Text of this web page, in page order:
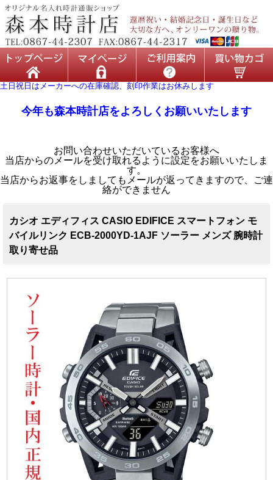
土日祝日はメーカーへの在庫確認、刻印作業はお休みします
今年も森本時計店をよろしくお願いいたします
お問い合わせいただいているお客様へ
当店からのメールを受け取れるように設定をお願いいたしま
す。
当店からお返事をしましてもメールが返ってきますので、ご連
絡ができません
カシオ エディフィス CASIO EDIFICE スマートフォン モ
バイルリンク ECB-2000YD-1AJF ソーラー メンズ 腕時計
取り寄せ品